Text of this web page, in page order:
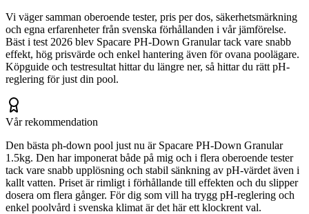
Vi väger samman oberoende tester, pris per dos, säkerhetsmärkning
och egna erfarenheter från svenska förhållanden i vår jämförelse.
Bäst i test 2026 blev Spacare PH-Down Granular tack vare snabb
effekt, hög prisvärde och enkel hantering även för ovana poolägare.
Köpguide och testresultat hittar du längre ner, så hittar du rätt pH-
reglering för just din pool.
Vår rekommendation
Den bästa ph-down pool just nu är Spacare PH-Down Granular
1.5kg. Den har imponerat både på mig och i flera oberoende tester
tack vare snabb upplösning och stabil sänkning av pH-värdet även i
kallt vatten. Priset är rimligt i förhållande till effekten och du slipper
dosera om flera gånger. För dig som vill ha trygg pH-reglering och
enkel poolvård i svenska klimat är det här ett klockrent val.